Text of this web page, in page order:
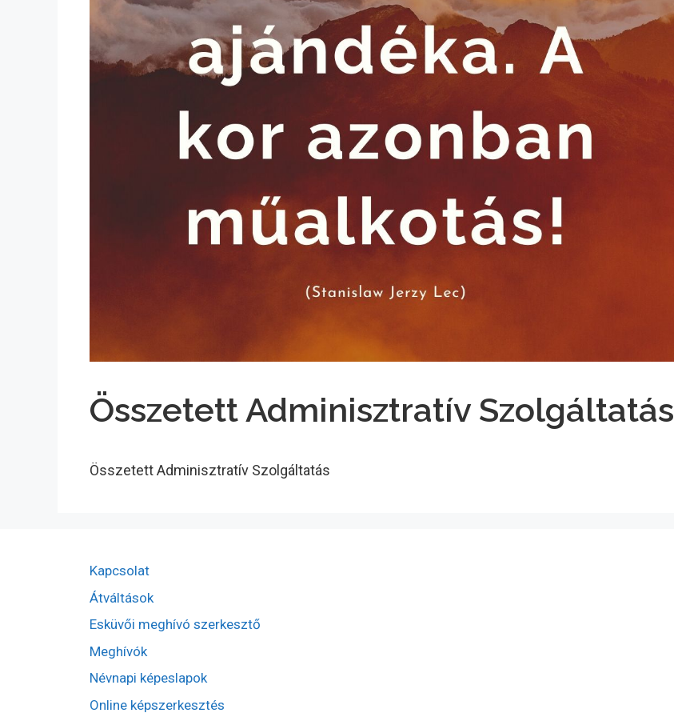
Összetett Adminisztratív Szolgáltatás
Összetett Adminisztratív Szolgáltatás
Kapcsolat
Átváltások
Esküvői meghívó szerkesztő
Meghívók
Névnapi képeslapok
Online képszerkesztés